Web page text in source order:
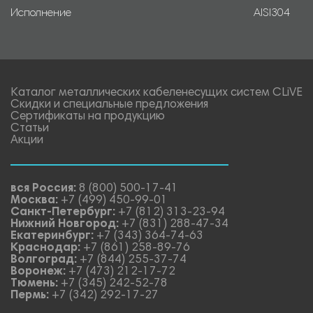
Исполнение AISI304
Каталог металлических кабеленесущих систем CLiVE
Скидки и специальные предложения
Сертификаты на продукцию
Статьи
Акции
вся Россия: 8 (800) 500-17-41
Москва: +7 (499) 450-99-01
Санкт-Петербург: +7 (812) 313-23-94
Нижний Новгород: +7 (831) 288-47-34
Екатеринбург: +7 (343) 364-74-63
Краснодар: +7 (861) 258-89-76
Волгоград: +7 (844) 255-37-74
Воронеж: +7 (473) 212-17-72
Тюмень: +7 (345) 242-52-78
Пермь: +7 (342) 292-17-27